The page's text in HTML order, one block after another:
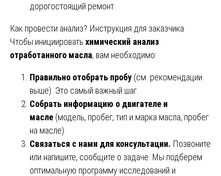
дорогостоящий ремонт.
Как провести анализ? Инструкция для заказчика
Чтобы инициировать химический анализ
отработанного масла, вам необходимо:
Правильно отобрать пробу (см. рекомендации
выше). Это самый важный шаг.
Собрать информацию о двигателе и
масле (модель, пробег, тип и марка масла, пробег
на масле).
Связаться с нами для консультации. Позвоните
или напишите, сообщите о задаче. Мы подберем
оптимальную программу исследований и